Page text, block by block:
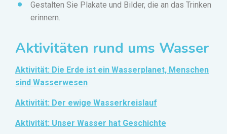
Gestalten Sie Plakate und Bilder, die an das Trinken
erinnern.
Aktivitäten rund ums Wasser
Aktivität: Die Erde ist ein Wasserplanet, Menschen
sind Wasserwesen
Aktivität: Der ewige Wasserkreislauf
Aktivität: Unser Wasser hat Geschichte